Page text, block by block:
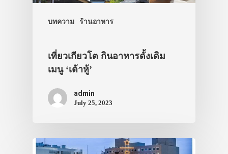
บทความ ร้านอาหาร
เที่ยวเกียวโต กินอาหารดั้งเดิม
เมนู ‘เต้าหู้’
admin
July 25, 2023